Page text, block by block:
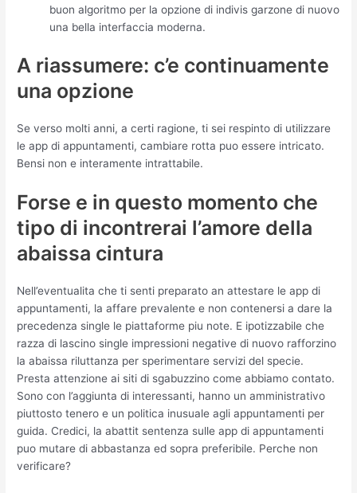
buon algoritmo per la opzione di indivis garzone di nuovo
una bella interfaccia moderna.
A riassumere: c’e continuamente
una opzione
Se verso molti anni, a certi ragione, ti sei respinto di utilizzare
le app di appuntamenti, cambiare rotta puo essere intricato.
Bensi non e interamente intrattabile.
Forse e in questo momento che
tipo di incontrerai l’amore della
abaissa cintura
Nell’eventualita che ti senti preparato an attestare le app di
appuntamenti, la affare prevalente e non contenersi a dare la
precedenza single le piattaforme piu note. E ipotizzabile che
razza di lascino single impressioni negative di nuovo rafforzino
la abaissa riluttanza per sperimentare servizi del specie.
Presta attenzione ai siti di sgabuzzino come abbiamo contato.
Sono con l’aggiunta di interessanti, hanno un amministrativo
piuttosto tenero e un politica inusuale agli appuntamenti per
guida. Credici, la abattit sentenza sulle app di appuntamenti
puo mutare di abbastanza ed sopra preferibile. Perche non
verificare?